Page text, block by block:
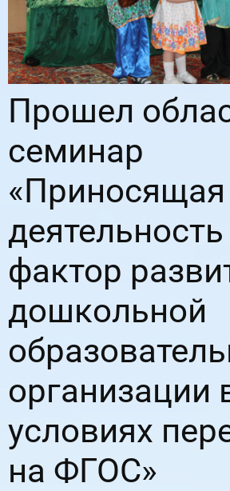
Прошел
семинар
фактор
дошкольной
организации
условиях
на ФГОС»